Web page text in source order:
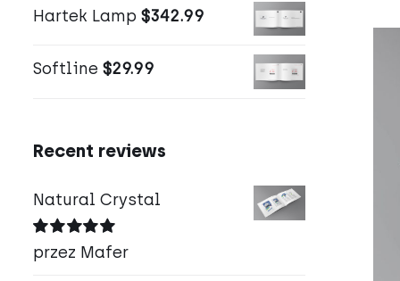
Hartek Lamp $342.99
Softline $29.99
Recent reviews
Natural Crystal
Oceniono5
na 5
przez Mafer